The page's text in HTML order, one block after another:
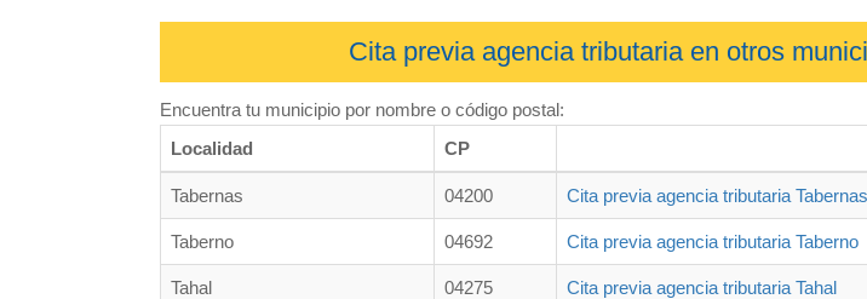
Cita previa agencia tributaria en otros
Encuentra tu municipio por nombre o código postal:
Localidad
CP
Tabernas 04200 Cita previa agencia tributaria Tabernas
Taberno 04692 Cita previa agencia tributaria Taberno
Tahal 04275 Cita previa agencia tributaria Tahal